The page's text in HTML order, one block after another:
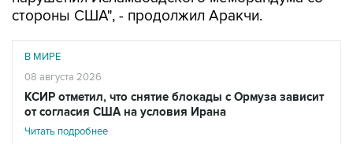
стороны США", - продолжил Аракчи.
В МИРЕ
08 августа 2026
КСИР отметил, что снятие блокады с Ормуза зависит
от согласия США на условия Ирана
Читать подробнее